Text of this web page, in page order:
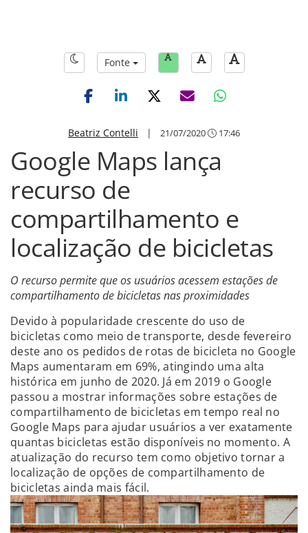
Fonte
Beatriz Contelli | 21/07/2020 17:46
Google Maps lança
recurso de
compartilhamento e
localização de bicicletas
O recurso permite que os usuários acessem estações de
compartilhamento de bicicletas nas proximidades
Devido à popularidade crescente do uso de
bicicletas como meio de transporte, desde fevereiro
deste ano os pedidos de rotas de bicicleta no Google
Maps aumentaram em 69%, atingindo uma alta
histórica em junho de 2020. Já em 2019 o Google
passou a mostrar informações sobre estações de
compartilhamento de bicicletas em tempo real no
Google Maps para ajudar usuários a ver exatamente
quantas bicicletas estão disponíveis no momento. A
atualização do recurso tem como objetivo tornar a
localização de opções de compartilhamento de
bicicletas ainda mais fácil.